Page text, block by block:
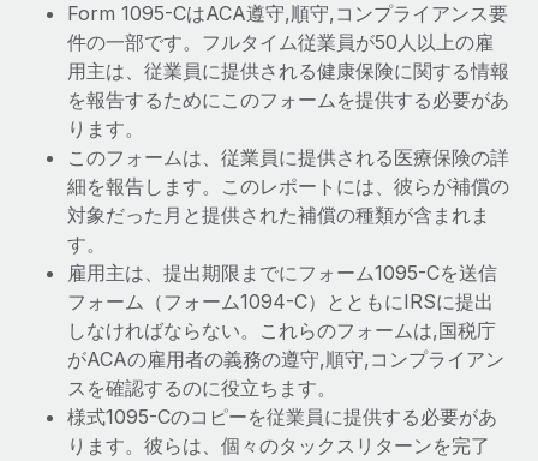
Form 1095-CはACA遵守,順守,コンプライアンス要
件の一部です。フルタイム従業員が50人以上の雇
用主は、従業員に提供される健康保険に関する情報
を報告するためにこのフォームを提供する必要があ
ります。
このフォームは、従業員に提供される医療保険の詳
細を報告します。このレポートには、彼らが補償の
対象だった月と提供された補償の種類が含まれま
す。
雇用主は、提出期限までにフォーム1095-Cを送信
フォーム（フォーム1094-C）とともにIRSに提出
しなければならない。これらのフォームは,国税庁
がACAの雇用者の義務の遵守,順守,コンプライアン
スを確認するのに役立ちます。
様式1095-Cのコピーを従業員に提供する必要があ
ります。彼らは、個々のタックスリターンを完了